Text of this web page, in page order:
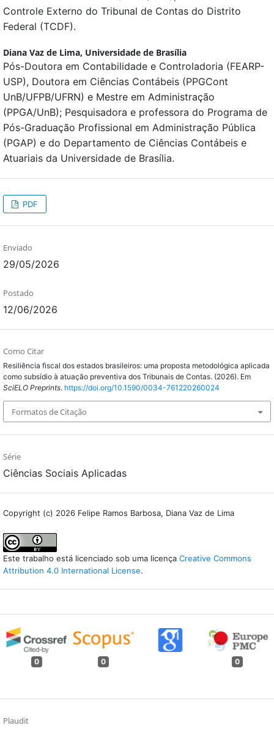
Controle Externo do Tribunal de Contas do Distrito
Federal (TCDF).
Diana Vaz de Lima, Universidade de Brasília
Pós-Doutora em Contabilidade e Controladoria (FEARP-
USP), Doutora em Ciências Contábeis (PPGCont
UnB/UFPB/UFRN) e Mestre em Administração
(PPGA/UnB); Pesquisadora e professora do Programa de
Pós-Graduação Profissional em Administração Pública
(PGAP) e do Departamento de Ciências Contábeis e
Atuariais da Universidade de Brasília.
PDF
Enviado
29/05/2026
Postado
12/06/2026
Como Citar
Resiliência fiscal dos estados brasileiros: uma proposta metodológica aplicada
como subsídio à atuação preventiva dos Tribunais de Contas. (2026). Em
SciELO Preprints. https://doi.org/10.1590/0034-761220260024
Formatos de Citação
Série
Ciências Sociais Aplicadas
Copyright (c) 2026 Felipe Ramos Barbosa, Diana Vaz de Lima
Este trabalho está licenciado sob uma licença Creative Commons
Attribution 4.0 International License.
0 0 0
Plaudit